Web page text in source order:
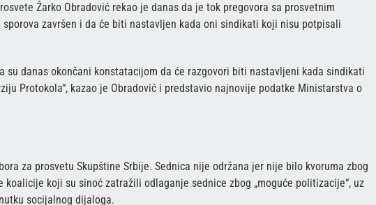
Žarko Obradović rekao je danas da je tok pregovora sa prosvetnim
završen i da će biti nastavljen kada oni sindikati koji nisu potpisali
su danas okončani konstatacijom da će razgovori biti nastavljeni kada sindikati
Protokola“, kazao je Obradović i predstavio najnovije podatke Ministarstva o
za prosvetu Skupštine Srbije. Sednica nije održana jer nije bilo kvoruma zbog
koji su sinoć zatražili odlaganje sednice zbog „moguće politizacije“, uz
socijalnog dijaloga.